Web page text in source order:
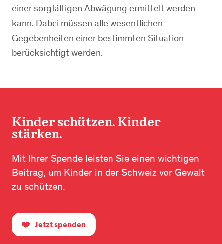
einer sorgfältigen Abwägung ermittelt werden
kann. Dabei müssen alle wesentlichen
Gegebenheiten einer bestimmten Situation
berücksichtigt werden.
Kinder schützen. Kinder
stärken.
Mit Ihrer Spende leisten Sie einen wichtigen
Beitrag, um Kinder in der Schweiz vor Gewalt
zu schützen.
Jetzt spenden